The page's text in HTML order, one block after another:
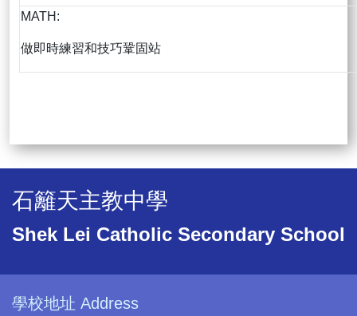
MATH:
做即時練習和技巧鞏固站
石籬天主教中學
Shek Lei Catholic Secondary School
學校地址 Address